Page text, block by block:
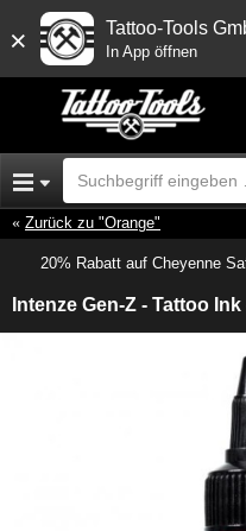
× Tattoo-Tools
In App öffnen
Zurück zu "Orange"
20% Rabatt auf Cheyenne
Intenze Gen-Z - Tattoo